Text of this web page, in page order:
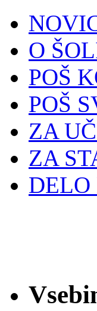
O
POŠ
POŠ
ZA
ZA
DELO